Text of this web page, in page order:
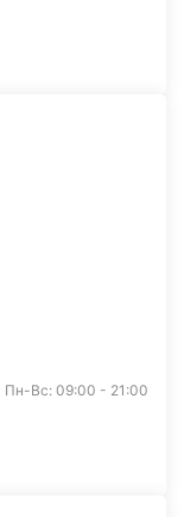
Пн-Вс: 09:00 - 21:00